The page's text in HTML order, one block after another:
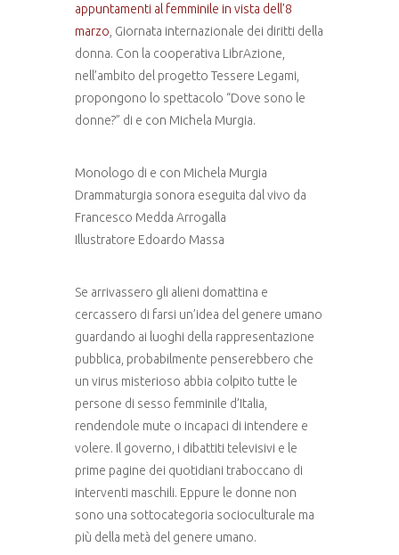
appuntamenti al femminile in vista dell’8
marzo , Giornata internazionale dei diritti della
donna. Con la cooperativa LibrAzione,
nell’ambito del progetto Tessere Legami,
propongono lo spettacolo “Dove sono le
donne?” di e con Michela Murgia.
Monologo di e con Michela Murgia
Drammaturgia sonora eseguita dal vivo da
Francesco Medda Arrogalla
Illustratore Edoardo Massa
Se arrivassero gli alieni domattina e
cercassero di farsi un’idea del genere umano
guardando ai luoghi della rappresentazione
pubblica, probabilmente penserebbero che
un virus misterioso abbia colpito tutte le
persone di sesso femminile d’Italia,
rendendole mute o incapaci di intendere e
volere. Il governo, i dibattiti televisivi e le
prime pagine dei quotidiani traboccano di
interventi maschili. Eppure le donne non
sono una sottocategoria socioculturale ma
più della metà del genere umano.